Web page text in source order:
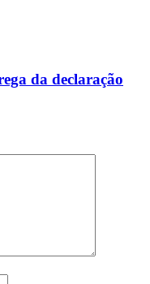
da declaração